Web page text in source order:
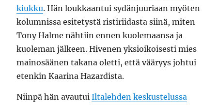
kiukku. Hän loukkaantui sydänjuuriaan myöten
kolumnissa esitetystä ristiriidasta siinä, miten
Tony Halme nähtiin ennen kuolemaansa ja
kuoleman jälkeen. Hivenen yksioikoisesti mies
mainosäänen takana oletti, että vääryys johtui
etenkin Kaarina Hazardista.
Niinpä hän avautuiIltalehden keskustelussa